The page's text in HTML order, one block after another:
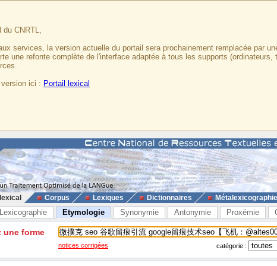
du CNRTL,
services, la version actuelle du portail sera prochainement remplacée par
une refonte complète de l'interface adaptée à tous les supports
ici : Portail lexical
Corpus Lexiques Dictionnaires Métalexicographie
Lexicographie Etymologie Synonymie Antonymie Proxémie
une forme
notices corrigées catégorie :